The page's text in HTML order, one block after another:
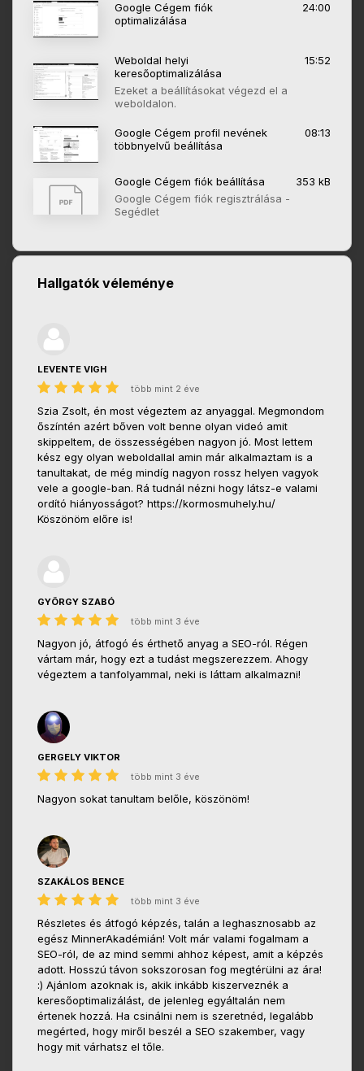
Google Cégem fiók
optimalizálása
24:00
Weboldal helyi
keresőoptimalizálása
15:52
Ezeket a beállításokat végezd el a
weboldalon.
Google Cégem profil nevének
többnyelvű beállítása
08:13
Google Cégem fiók beállítása
353 kB
Google Cégem fiók regisztrálása -
Segédlet
Hallgatók véleménye
LEVENTE VIGH
több mint 2 éve
Szia Zsolt, én most végeztem az anyaggal. Megmondom
őszíntén azért bőven volt benne olyan videó amit
skippeltem, de összességében nagyon jó. Most lettem
kész egy olyan weboldallal amin már alkalmaztam is a
tanultakat, de még mindíg nagyon rossz helyen vagyok
vele a google-ban. Rá tudnál nézni hogy látsz-e valami
ordító hiányosságot? https://kormosmuhely.hu/
Köszönöm előre is!
GYÖRGY SZABÓ
több mint 3 éve
Nagyon jó, átfogó és érthető anyag a SEO-ról. Régen
vártam már, hogy ezt a tudást megszerezzem. Ahogy
végeztem a tanfolyammal, neki is láttam alkalmazni!
GERGELY VIKTOR
több mint 3 éve
Nagyon sokat tanultam belőle, köszönöm!
SZAKÁLOS BENCE
több mint 3 éve
Részletes és átfogó képzés, talán a leghasznosabb az
egész MinnerAkadémián! Volt már valami fogalmam a
SEO-ról, de az mind semmi ahhoz képest, amit a képzés
adott. Hosszú távon sokszorosan fog megtérülni az ára!
:) Ajánlom azoknak is, akik inkább kiszerveznék a
keresőoptimalizálást, de jelenleg egyáltalán nem
értenek hozzá. Ha csinálni nem is szeretnéd, legalább
megérted, hogy miről beszél a SEO szakember, vagy
hogy mit várhatsz el tőle.